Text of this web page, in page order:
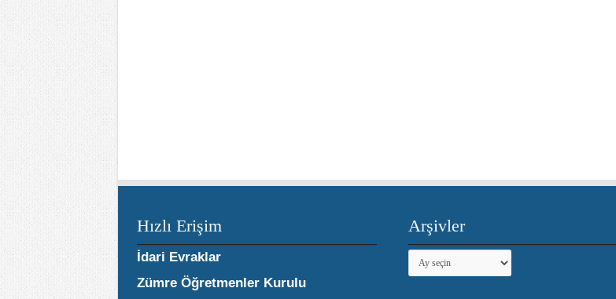
Hızlı Erişim
İdari Evraklar
Zümre Öğretmenler Kurulu
Arşivler
Arşivler